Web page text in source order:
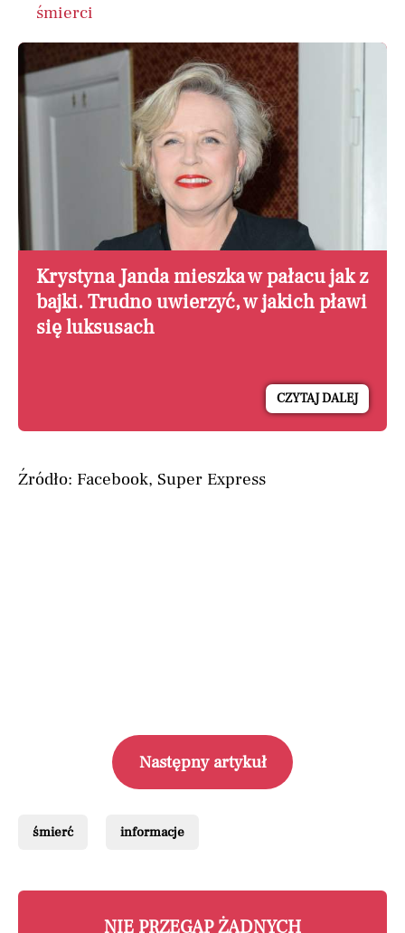
śmierci
Krystyna Janda mieszka w pałacu jak z
bajki. Trudno uwierzyć, w jakich pławi
się luksusach
CZYTAJ DALEJ
Źródło: Facebook, Super Express
Następny artykuł
śmierć informacje
NIE PRZEGAP ŻADNYCH